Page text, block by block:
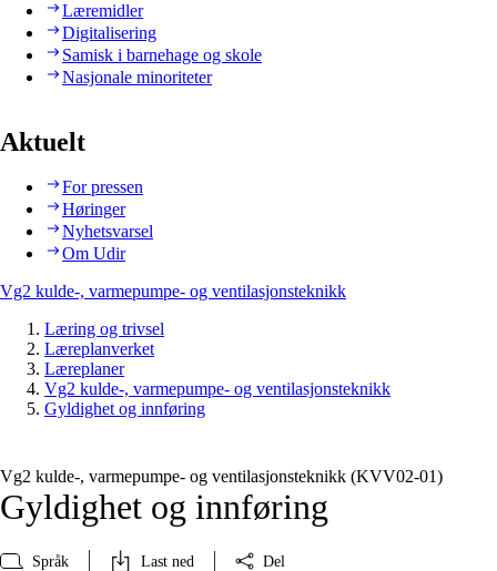
Læremidler
Digitalisering
Samisk i barnehage og skole
Nasjonale minoriteter
Aktuelt
For pressen
Høringer
Nyhetsvarsel
Om Udir
Vg2 kulde-, varmepumpe- og ventilasjonsteknikk
Læring og trivsel
Læreplanverket
Læreplaner
Vg2 kulde-, varmepumpe- og ventilasjonsteknikk
Gyldighet og innføring
Vg2 kulde-, varmepumpe- og ventilasjonsteknikk (KVV02‑01)
Gyldighet og innføring
Språk Last ned Del